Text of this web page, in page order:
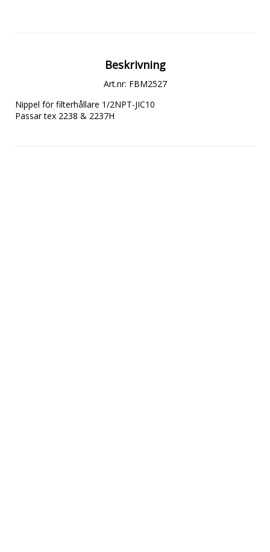
Beskrivning
Art.nr: FBM2527
Nippel för filterhållare 1/2NPT-JIC10
Passar tex 2238 & 2237H